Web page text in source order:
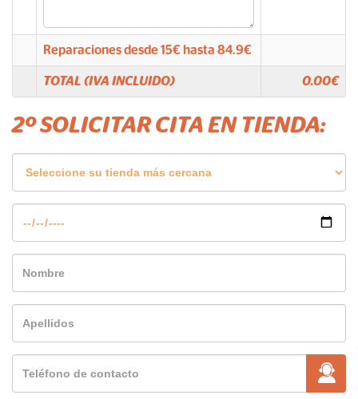
Reparaciones desde15€ hasta 84.9€
TOTAL (IVA INCLUIDO) 0.00€
2º SOLICITAR CITA EN TIENDA: